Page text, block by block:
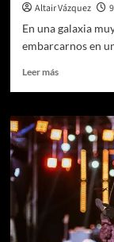
Altair Vázquez
En una galaxia
embarcarnos en
Leer másLeer
LOS
SIMS
4
–
STAR
WARS:
hora
de